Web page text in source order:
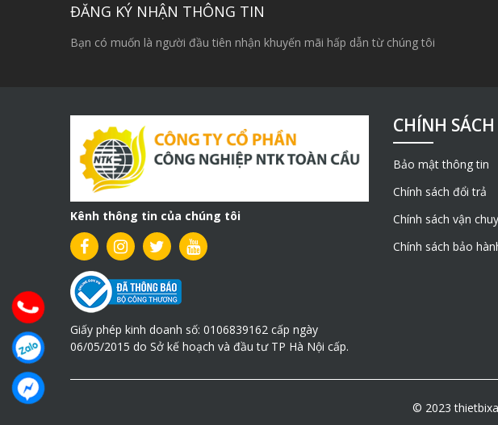
ĐĂNG KÝ NHẬN THÔNG TIN
Bạn có muốn là người đầu tiên nhận khuyến mãi hấp dẫn từ chúng tôi
Kênh thông tin của chúng tôi
Giấy phép kinh doanh số: 0106839162 cấp ngày
06/05/2015 do Sở kế hoạch và đầu tư TP Hà Nội cấp.
CHÍNH SÁCH
Bảo mật thông tin
Chính sách đổi trả
Chính sách vận
Chính sách bảo
© 2023